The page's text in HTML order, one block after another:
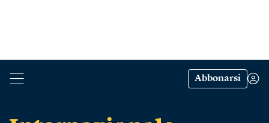
Abbonarsi